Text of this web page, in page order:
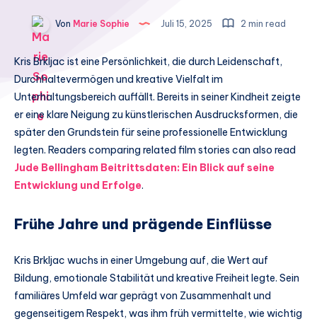
Von Marie Sophie Juli 15, 2025 2 min read
Kris Brkljac ist eine Persönlichkeit, die durch Leidenschaft,
Durchhaltevermögen und kreative Vielfalt im
Unterhaltungsbereich auffällt. Bereits in seiner Kindheit zeigte
er eine klare Neigung zu künstlerischen Ausdrucksformen, die
später den Grundstein für seine professionelle Entwicklung
legten. Readers comparing related film stories can also read
Jude Bellingham Beitrittsdaten: Ein Blick auf seine
Entwicklung und Erfolge.
Frühe Jahre und prägende Einflüsse
Kris Brkljac wuchs in einer Umgebung auf, die Wert auf
Bildung, emotionale Stabilität und kreative Freiheit legte. Sein
familiäres Umfeld war geprägt von Zusammenhalt und
gegenseitigem Respekt, was ihm früh vermittelte, wie wichtig